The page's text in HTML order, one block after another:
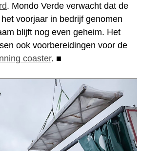
. Mondo Verde verwacht dat de
voorjaar in bedrijf genomen
blijft nog even geheim. Het
ook voorbereidingen voor de
coaster. ■